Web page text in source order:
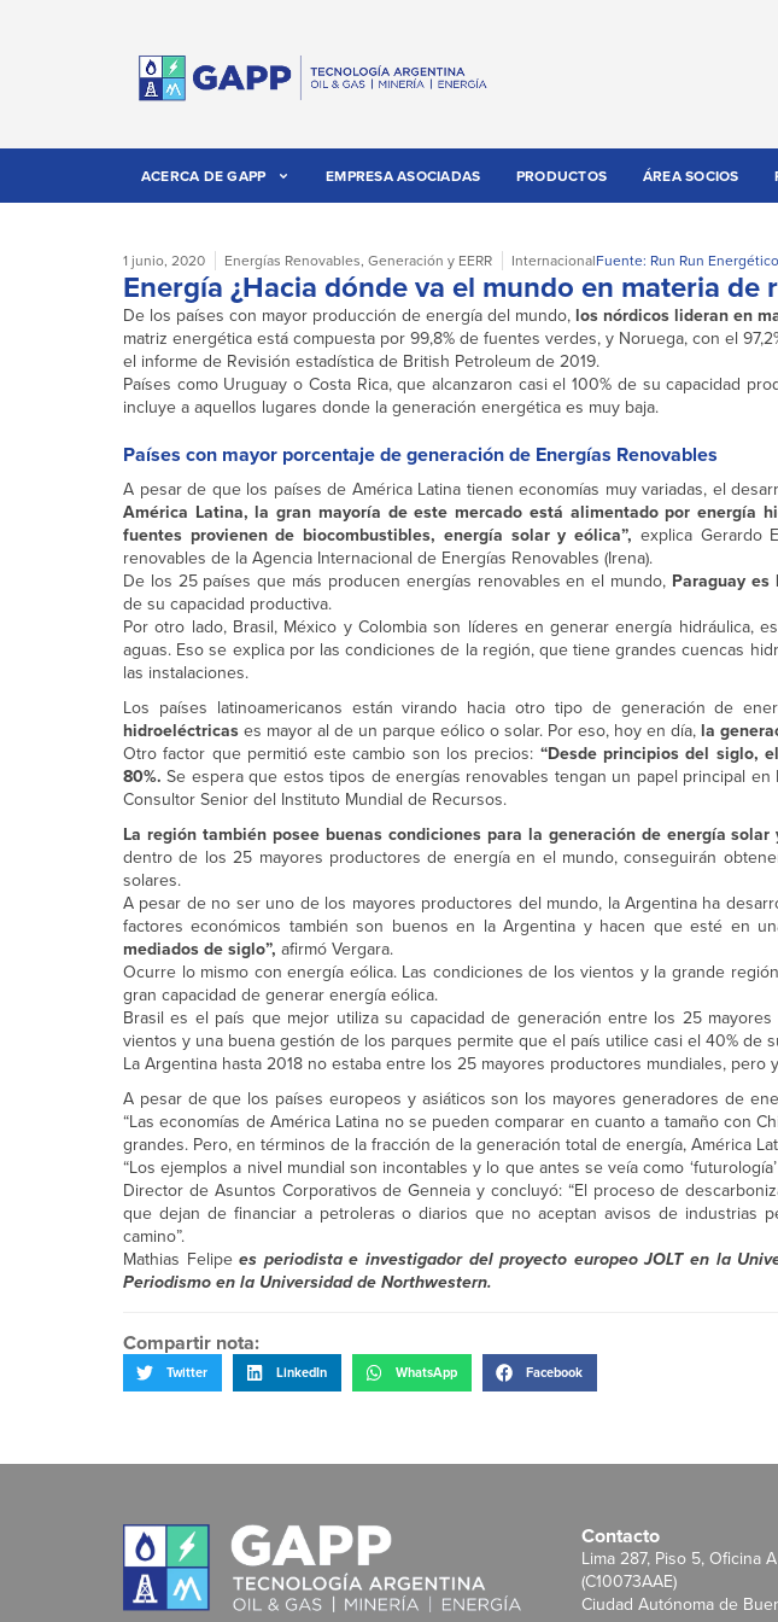
ACERCA DE GAPP EMPRESA ASOCIADAS PRODUCTOS ÁREA SOCIOS
1 junio, 2020 Energías Renovables, Generación y EERR InternacionalFuente: Run Run Energético
Energía ¿Hacia dónde va el mundo en materia de
De los países con mayor producción de energía del mundo, los nórdicos lideran en
matriz energética está compuesta por 99,8% de fuentes verdes, y Noruega, con el
el informe de Revisión estadística de British Petroleum de 2019.
Países como Uruguay o Costa Rica, que alcanzaron casi el 100% de su capacidad
incluye a aquellos lugares donde la generación energética es muy baja.
Países con mayor porcentaje de generación de Energías Renovables
A pesar de que los países de América Latina tienen economías muy variadas, el
América Latina, la gran mayoría de este mercado está alimentado por energía
fuentes provienen de biocombustibles, energía solar y eólica”, explica Gerardo
renovables de la Agencia Internacional de Energías Renovables (Irena).
De los 25 países que más producen energías renovables en el mundo, Paraguay
de su capacidad productiva.
Por otro lado, Brasil, México y Colombia son líderes en generar energía hidráulica,
aguas. Eso se explica por las condiciones de la región, que tiene grandes cuencas
las instalaciones.
Los países latinoamericanos están virando hacia otro tipo de generación de
hidroeléctricas es mayor al de un parque eólico o solar. Por eso, hoy en día, la
Otro factor que permitió este cambio son los precios: “Desde principios del siglo,
80%.Se espera que estos tipos de energías renovables tengan un papel principal en
Consultor Senior del Instituto Mundial de Recursos.
La región también posee buenas condiciones para la generación de energía solar
dentro de los 25 mayores productores de energía en el mundo, conseguirán
solares.
A pesar de no ser uno de los mayores productores del mundo, la Argentina ha
factores económicos también son buenos en la Argentina y hacen que esté en
mediados de siglo”, afirmó Vergara.
Ocurre lo mismo con energía eólica. Las condiciones de los vientos y la grande
gran capacidad de generar energía eólica.
Brasil es el país que mejor utiliza su capacidad de generación entre los 25
vientos y una buena gestión de los parques permite que el país utilice casi el 40% de
La Argentina hasta 2018 no estaba entre los 25 mayores productores mundiales, pero
A pesar de que los países europeos y asiáticos son los mayores generadores de
“Las economías de América Latina no se pueden comparar en cuanto a tamaño con
grandes. Pero, en términos de la fracción de la generación total de energía, América
“Los ejemplos a nivel mundial son incontables y lo que antes se veía como
Director de Asuntos Corporativos de Genneia y concluyó: “El proceso de
que dejan de financiar a petroleras o diarios que no aceptan avisos de industrias
camino”.
Mathias Felipees periodista e investigador del proyecto europeo JOLT en la
Periodismo en la Universidad de Northwestern.
Compartir nota:
Twitter LinkedIn WhatsApp Facebook
Contacto
Lima 287, Piso 5, Oficina A
(C10073AAE)
Ciudad Autónoma de